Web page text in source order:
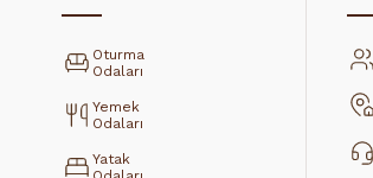
Oturma
Odaları
Yemek
Odaları
Yatak